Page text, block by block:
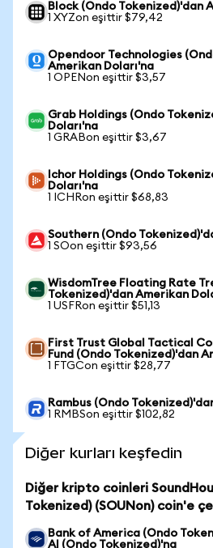
Block (Ondo Tokenized)'dan
1 XYZon eşittir $79,42
Opendoor Technologies
Amerikan Doları'na
1 OPENon eşittir $3,57
Grab Holdings (Ondo
Doları'na
1 GRABon eşittir $3,67
Ichor Holdings (Ondo
Doları'na
1 ICHRon eşittir $68,83
Southern (Ondo
1 SOon eşittir $93,56
WisdomTree Floating Rate
Tokenized)'dan Amerikan
1 USFRon eşittir $51,13
First Trust Global Tactical
Fund (Ondo Tokenized)'dan
1 FTGCon eşittir $28,77
Rambus (Ondo
1 RMBSon eşittir $102,82
Diğer kurları keşfedin
Diğer kripto coinleri
Tokenized) (SOUNon) coin'e
Bank of America (Ondo
AI (Ondo Tokenized)'na